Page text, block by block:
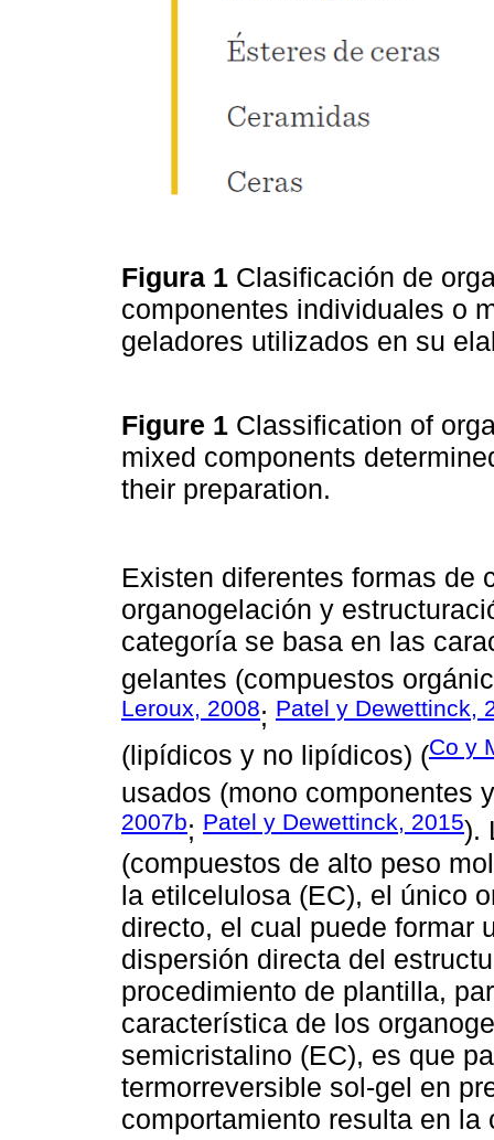
Figura 1 Clasificación de
componentes individuales o
geladores utilizados en su
Figure 1 Classification of
mixed components
their preparation.
Existen diferentes formas de
organogelación y
categoría se basa en las
gelantes (compuestos
Leroux, 2008; Patel y Dewettinck,
(lipídicos y no lipídicos) (Co y
usados (mono componentes
2007b; Patel y Dewettinck, 2015).
(compuestos de alto peso
la etilcelulosa (EC), el único
directo, el cual puede formar
dispersión directa del
procedimiento de plantilla,
característica de los
semicristalino (EC), es que
termorreversible sol-gel en
comportamiento resulta en